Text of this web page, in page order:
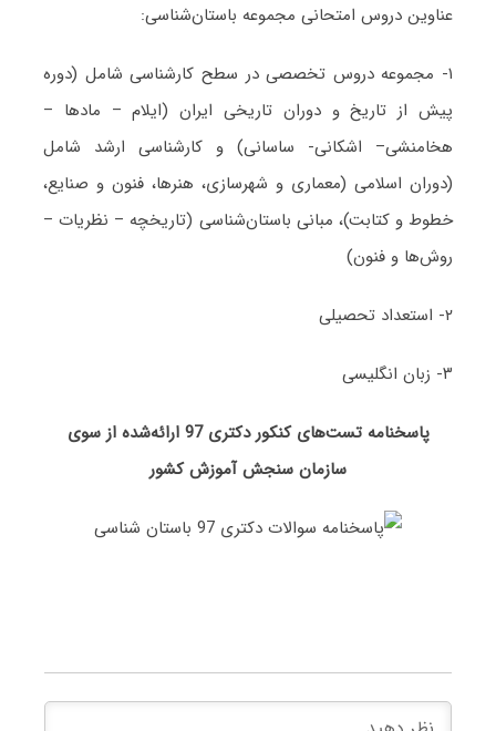
عناوین دروس امتحانی مجموعه باستان‌شناسی:
۱- مجموعه دروس تخصصی در سطح کارشناسی شامل (دوره
پیش از تاریخ و دوران تاریخی ایران (ایلام – مادها –
هخامنشی– اشکانی- ساسانی) و کارشناسی ارشد شامل
(دوران اسلامی (معماری و شهرسازی، هنرها، فنون و صنایع،
خطوط و کتابت)، مبانی باستان‌شناسی (تاریخچه – نظریات –
روش‌ها و فنون)
۲- استعداد تحصیلی
۳- زبان انگلیسی
پاسخنامه تست‌های کنکور دکتری 97 ارائه‌شده از سوی
سازمان سنجش آموزش کشور